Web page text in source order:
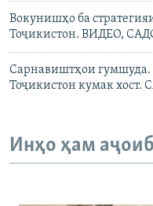
Вокунишҳо ба
Тоҷикистон. ВИДЕО,
Сарнавиштҳои гумшуда.
Тоҷикистон кумак хост.
Инҳо ҳам